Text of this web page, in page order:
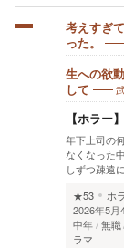
考えすぎ
った。
生への欲
して
【ホラー
年下上司の
なくなった
しずつ疎遠
★53
ホ
2026年5月
中年 無職
ラマ